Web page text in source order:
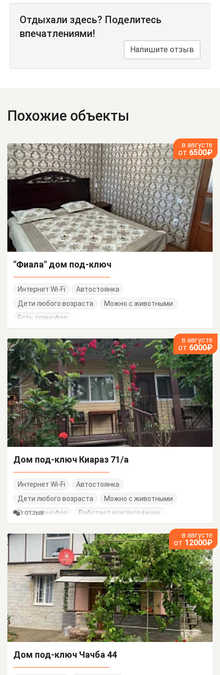
Отдыхали здесь? Поделитесь
впечатлениями!
Напишите отзыв
Похожие объекты
в августе
от 6500₽
"Фиала" дом под-ключ
Интернет Wi-Fi
Автостоянка
Дети любого возраста
Можно с животными
Есть трансфер
в августе
от 6000₽
Дом под-ключ Киараз 71/а
Интернет Wi-Fi
Автостоянка
Дети любого возраста
Можно с животными
Есть трансфер
Работает круглогодично
1 ОТЗЫВ
в августе
от 12000₽
Дом под-ключ Чачба 44